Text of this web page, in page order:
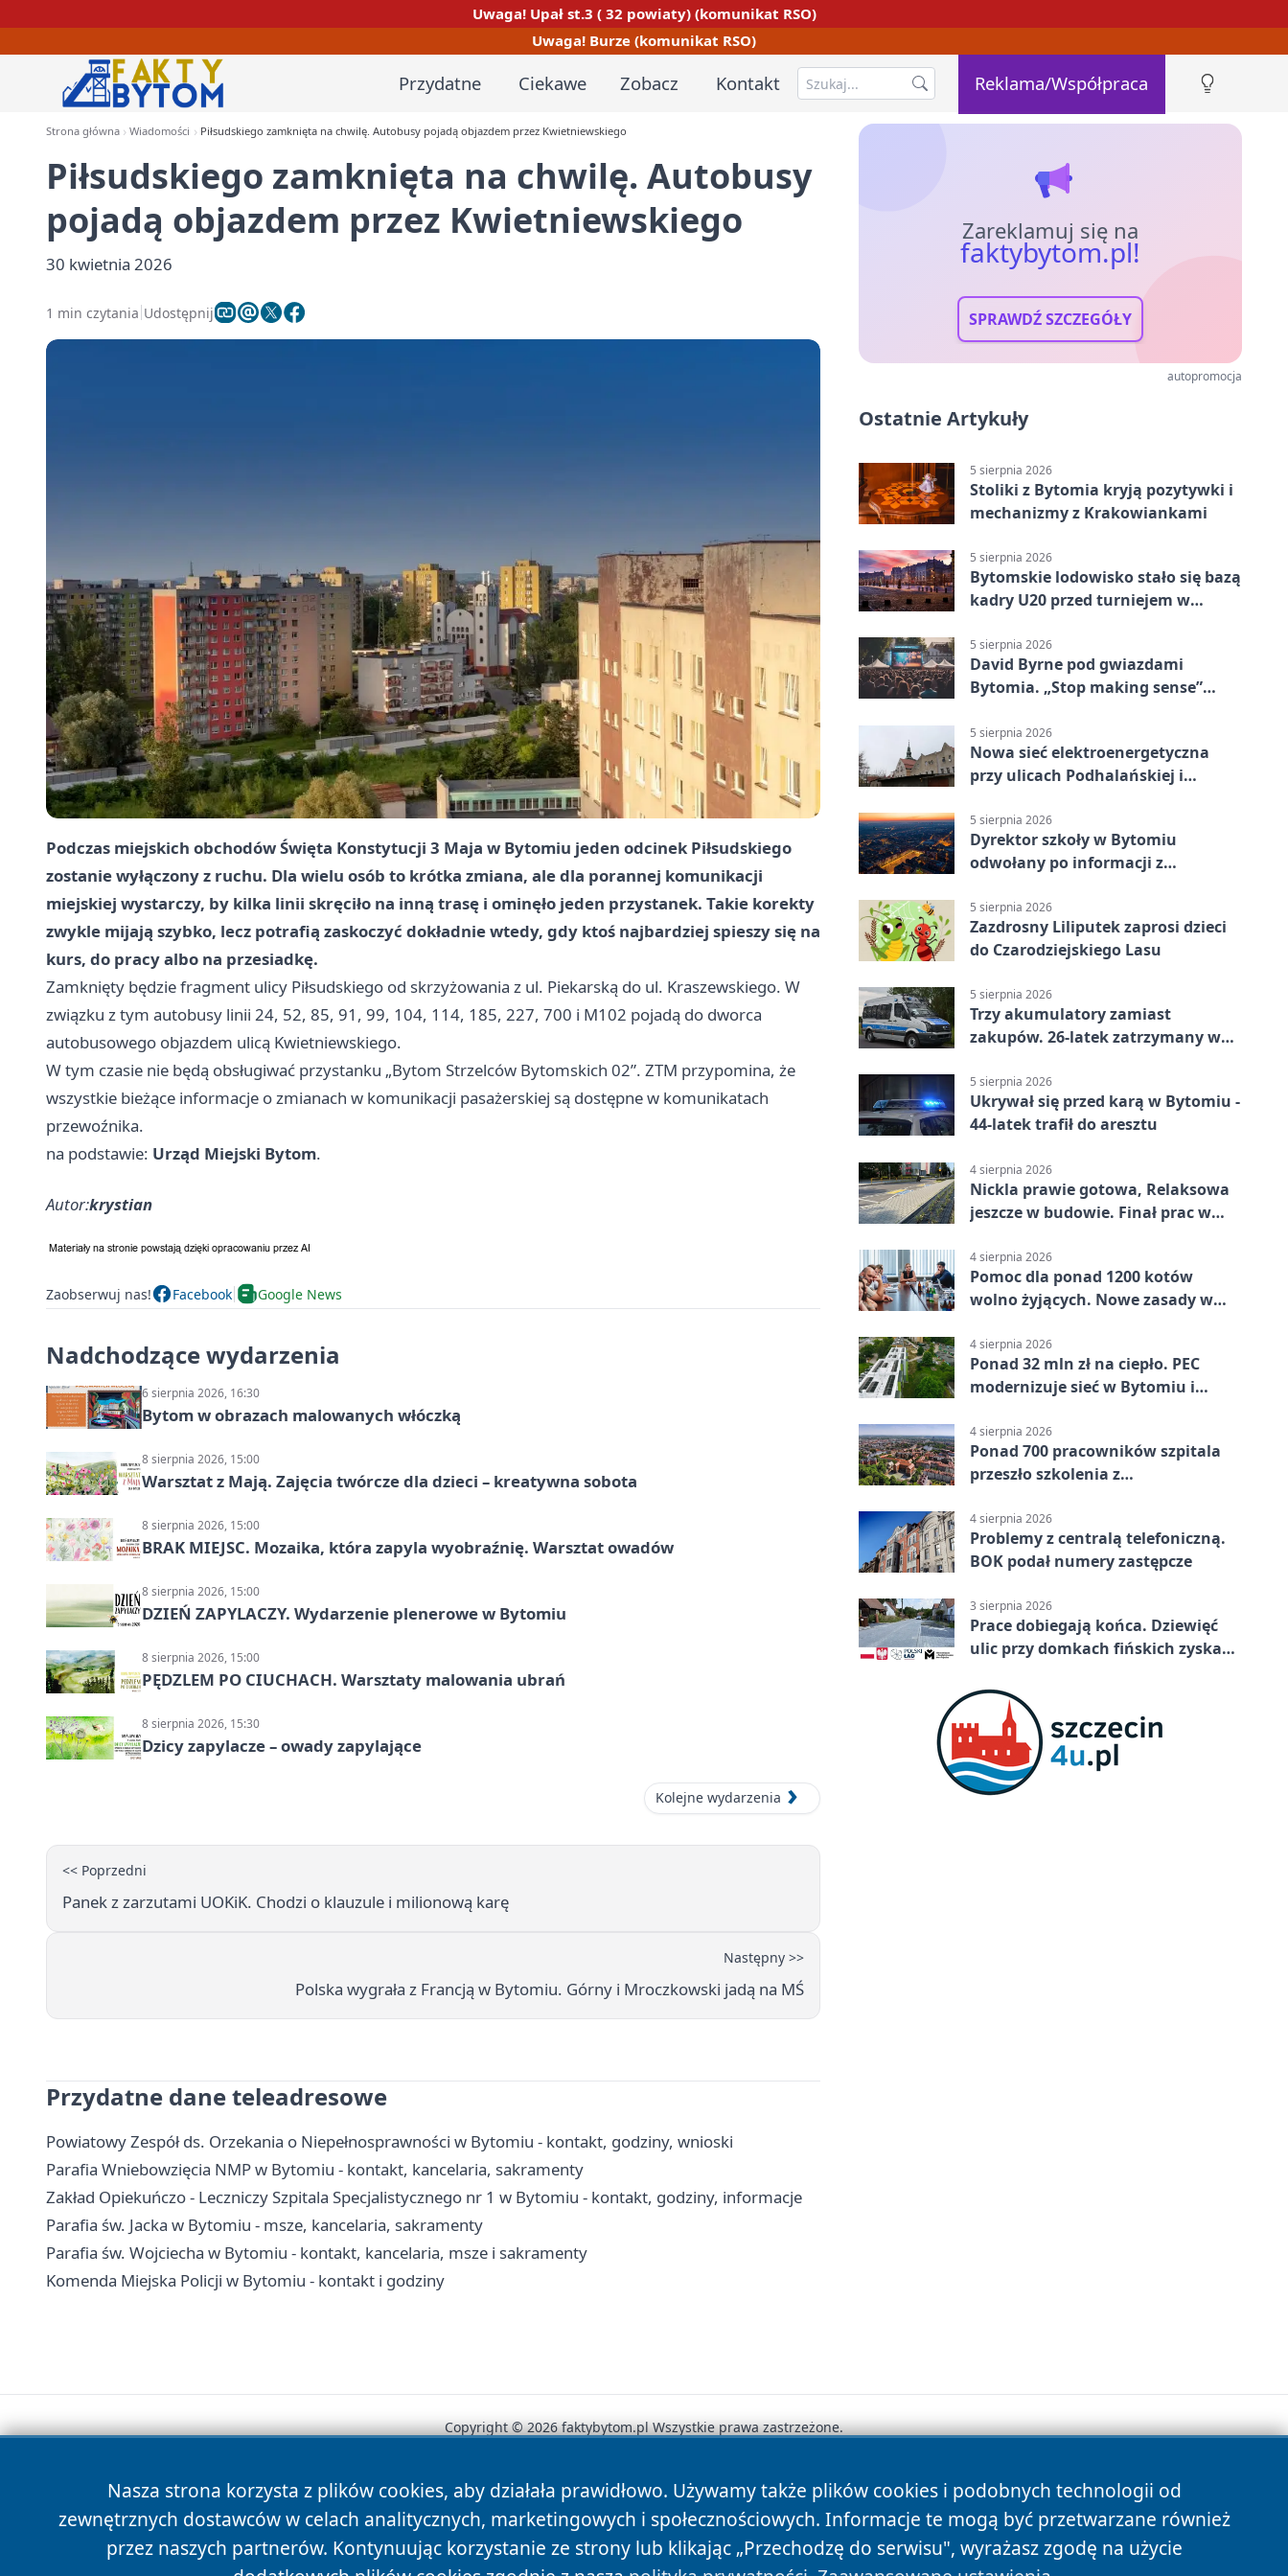
Uwaga! Upał st.3 ( 32 powiaty) (komunikat RSO)
Uwaga! Burze (komunikat RSO)
Przydatne Ciekawe Zobacz Kontakt Reklama/Współpraca
Strona główna Wiadomości Piłsudskiego zamknięta na chwilę. Autobusy pojadą objazdem przez Kwietniewskiego
Piłsudskiego zamknięta na chwilę. Autobusy
pojadą objazdem przez Kwietniewskiego
30 kwietnia 2026
1 min czytania Udostępnij
Podczas miejskich obchodów Święta Konstytucji 3 Maja w Bytomiu jeden odcinek Piłsudskiego
zostanie wyłączony z ruchu. Dla wielu osób to krótka zmiana, ale dla porannej komunikacji
miejskiej wystarczy, by kilka linii skręciło na inną trasę i ominęło jeden przystanek. Takie korekty
zwykle mijają szybko, lecz potrafią zaskoczyć dokładnie wtedy, gdy ktoś najbardziej spieszy się na
kurs, do pracy albo na przesiadkę.
Zamknięty będzie fragment ulicy Piłsudskiego od skrzyżowania z ul. Piekarską do ul. Kraszewskiego. W
związku z tym autobusy linii 24, 52, 85, 91, 99, 104, 114, 185, 227, 700 i M102 pojadą do dworca
autobusowego objazdem ulicą Kwietniewskiego.
W tym czasie nie będą obsługiwać przystanku „Bytom Strzelców Bytomskich 02”. ZTM przypomina, że
wszystkie bieżące informacje o zmianach w komunikacji pasażerskiej są dostępne w komunikatach
przewoźnika.
na podstawie: Urząd Miejski Bytom.
Autor:krystian
Zaobserwuj nas! Facebook Google News
Nadchodzące wydarzenia
6 sierpnia 2026, 16:30
Bytom w obrazach malowanych włóczką
8 sierpnia 2026, 15:00
Warsztat z Mają. Zajęcia twórcze dla dzieci – kreatywna sobota
8 sierpnia 2026, 15:00
BRAK MIEJSC. Mozaika, która zapyla wyobraźnię. Warsztat owadów
8 sierpnia 2026, 15:00
DZIEŃ ZAPYLACZY. Wydarzenie plenerowe w Bytomiu
8 sierpnia 2026, 15:00
PĘDZLEM PO CIUCHACH. Warsztaty malowania ubrań
8 sierpnia 2026, 15:30
Dzicy zapylacze – owady zapylające
Kolejne wydarzenia
<< Poprzedni
Panek z zarzutami UOKiK. Chodzi o klauzule i milionową karę
Następny >>
Polska wygrała z Francją w Bytomiu. Górny i Mroczkowski jadą na MŚ
Przydatne dane teleadresowe
Powiatowy Zespół ds. Orzekania o Niepełnosprawności w Bytomiu - kontakt, godziny, wnioski
Parafia Wniebowzięcia NMP w Bytomiu - kontakt, kancelaria, sakramenty
Zakład Opiekuńczo - Leczniczy Szpitala Specjalistycznego nr 1 w Bytomiu - kontakt, godziny, informacje
Parafia św. Jacka w Bytomiu - msze, kancelaria, sakramenty
Parafia św. Wojciecha w Bytomiu - kontakt, kancelaria, msze i sakramenty
Komenda Miejska Policji w Bytomiu - kontakt i godziny
Zareklamuj się na
faktybytom.pl!
SPRAWDŹ SZCZEGÓŁY
autopromocja
Ostatnie Artykuły
5 sierpnia 2026
Stoliki z Bytomia kryją pozytywki i
mechanizmy z Krakowiankami
5 sierpnia 2026
Bytomskie lodowisko stało się bazą
kadry U20 przed turniejem w
5 sierpnia 2026
David Byrne pod gwiazdami
Bytomia. „Stop making sense”
5 sierpnia 2026
Nowa sieć elektroenergetyczna
przy ulicach Podhalańskiej i
5 sierpnia 2026
Dyrektor szkoły w Bytomiu
odwołany po informacji z
5 sierpnia 2026
Zazdrosny Liliputek zaprosi dzieci
do Czarodziejskiego Lasu
5 sierpnia 2026
Trzy akumulatory zamiast
zakupów. 26-latek zatrzymany w
5 sierpnia 2026
Ukrywał się przed karą w Bytomiu -
44-latek trafił do aresztu
4 sierpnia 2026
Nickla prawie gotowa, Relaksowa
jeszcze w budowie. Finał prac w
4 sierpnia 2026
Pomoc dla ponad 1200 kotów
wolno żyjących. Nowe zasady w
4 sierpnia 2026
Ponad 32 mln zł na ciepło. PEC
modernizuje sieć w Bytomiu i
4 sierpnia 2026
Ponad 700 pracowników szpitala
przeszło szkolenia z
4 sierpnia 2026
Problemy z centralą telefoniczną.
BOK podał numery zastępcze
3 sierpnia 2026
Prace dobiegają końca. Dziewięć
ulic przy domkach fińskich zyska
Nasza strona korzysta z plików cookies, aby działała prawidłowo. Używamy także plików cookies i podobnych technologii od
zewnętrznych dostawców w celach analitycznych, marketingowych i społecznościowych. Informacje te mogą być przetwarzane również
przez naszych partnerów. Kontynuując korzystanie ze strony lub klikając „Przechodzę do serwisu", wyrażasz zgodę na użycie
Copyright © 2026 faktybytom.pl Wszystkie prawa zastrzeżone.
News Autorzy Polityka Prywatności Polityka Cookies